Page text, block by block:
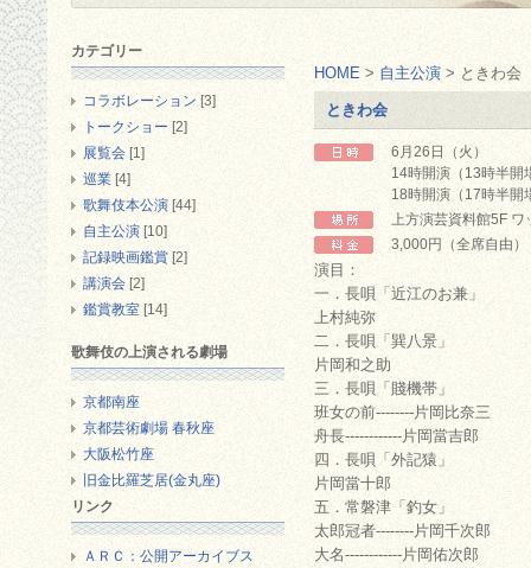
HOME > 自主公演 > ときわ会
ときわ会
6月26日（火）
14時開演（13時半開
18時開演（17時半開
上方演芸資料館5F ワ
3,000円（全席自由）
演目：
一．長唄「近江のお兼」
上村純弥
二．長唄「巽八景」
片岡和之助
三．長唄「賤機帯」
班女の前--------片岡比奈三
舟長------------片岡當吉郎
四．長唄「外記猿」
片岡當十郎
五．常磐津「釣女」
太郎冠者--------片岡千次郎
大名------------片岡佑次郎
カテゴリー
コラボレーション [3]
トークショー [2]
展覧会 [1]
巡業 [4]
歌舞伎本公演 [44]
自主公演 [10]
記録映画鑑賞 [2]
講演会 [2]
鑑賞教室 [14]
歌舞伎の上演される劇場
京都南座
京都芸術劇場 春秋座
大阪松竹座
旧金比羅芝居(金丸座)
リンク
ＡＲＣ：公開アーカイブス